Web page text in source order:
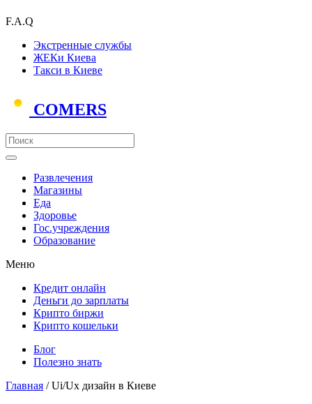
F.A.Q
Экстренные службы
ЖЕКи Киева
Такси в Киеве
COMERS
Развлечения
Магазины
Еда
Здоровье
Гос.учреждения
Образование
Меню
Кредит онлайн
Деньги до зарплаты
Крипто биржи
Крипто кошельки
Блог
Полезно знать
Главная / Ui/Ux дизайн в Киеве